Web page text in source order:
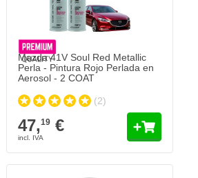
Mazda 41V Soul Red Metallic
Perla - Pintura Rojo Perlada en
Aerosol - 2 COAT
(2)
47,19 €